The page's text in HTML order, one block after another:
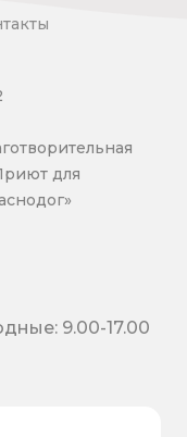
для
9.00-17.00